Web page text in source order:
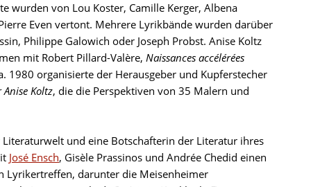
wurden von Lou Koster, Camille Kerger, Albena
Even vertont. Mehrere Lyrikbände wurden darüber
Philippe Galowich oder Joseph Probst. Anise Koltz
mit Robert Pillard-Valère, Naissances accélérées
1980 organisierte der Herausgeber und Kupferstecher
Koltz, die die Perspektiven von 35 Malern und
und eine Botschafterin der Literatur ihres
José Ensch, Gisèle Prassinos und Andrée Chedid einen
Lyrikertreffen, darunter die Meisenheimer